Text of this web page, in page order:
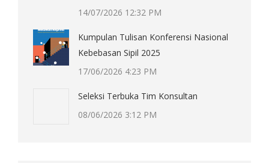
14/07/2026 12:32 PM
Kumpulan Tulisan Konferensi Nasional
Kebebasan Sipil 2025
17/06/2026 4:23 PM
Seleksi Terbuka Tim Konsultan
08/06/2026 3:12 PM